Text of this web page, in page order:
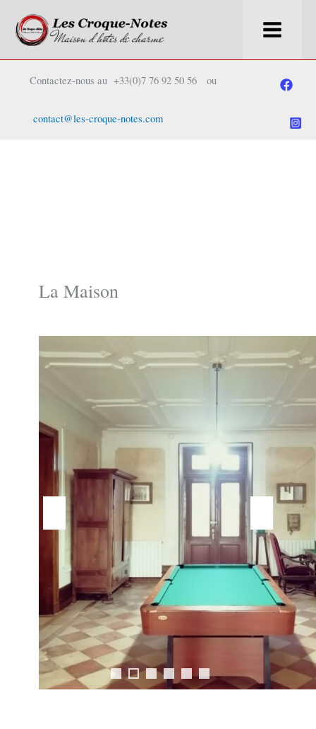
Skip
to
content
Contactez-nous au +33(0)7 76 92 50 56 ou
contact@les-croque-notes.com
La Maison